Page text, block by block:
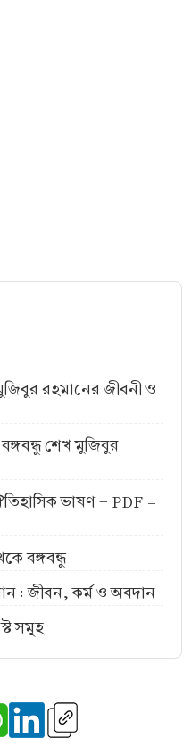
রহমানের জীবনী ও
শেখ মুজিবুর
ভাষণ - PDF -
বঙ্গবন্ধু
: জীবন, কর্ম ও অবদান
সমূহ